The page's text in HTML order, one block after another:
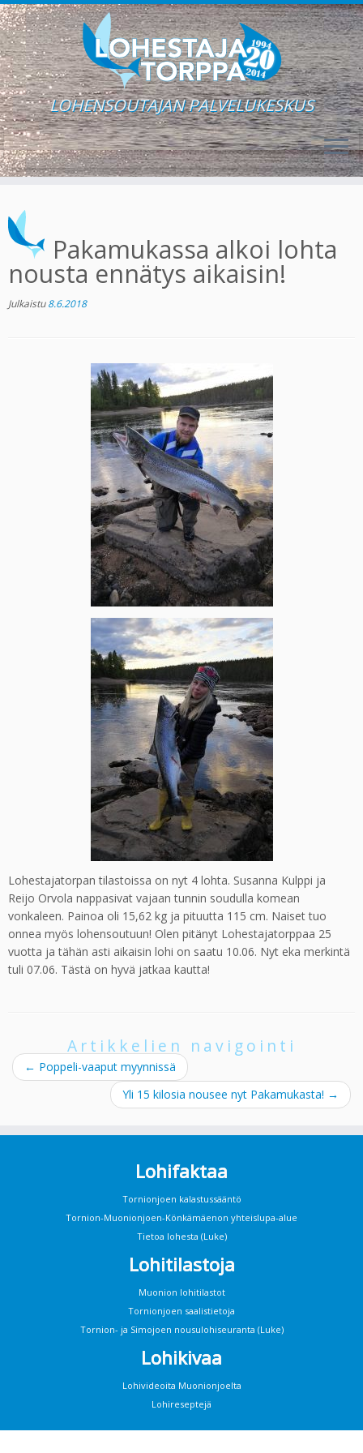
content
LOHENSOUTAJAN PALVELUKESKUS
Pakamukassa alkoi lohta
nousta ennätys aikaisin!
Julkaistu8.6.2018
Lohestajatorpan tilastoissa on nyt 4 lohta. Susanna Kulppi ja
Reijo Orvola nappasivat vajaan tunnin soudulla komean
vonkaleen. Painoa oli 15,62 kg ja pituutta 115 cm. Naiset tuo
onnea myös lohensoutuun! Olen pitänyt Lohestajatorppaa 25
vuotta ja tähän asti aikaisin lohi on saatu 10.06. Nyt eka merkintä
tuli 07.06. Tästä on hyvä jatkaa kautta!
Artikkelien navigointi
← Poppeli-vaaput myynnissä
Yli 15 kilosia nousee nyt Pakamukasta! →
Lohifaktaa
Tornionjoen kalastussääntö
Tornion-Muonionjoen-Könkämäenon yhteislupa-alue
Tietoa lohesta (Luke)
Lohitilastoja
Muonion lohitilastot
Tornionjoen saalistietoja
Tornion- ja Simojoen nousulohiseuranta (Luke)
Lohikivaa
Lohivideoita Muonionjoelta
Lohireseptejä